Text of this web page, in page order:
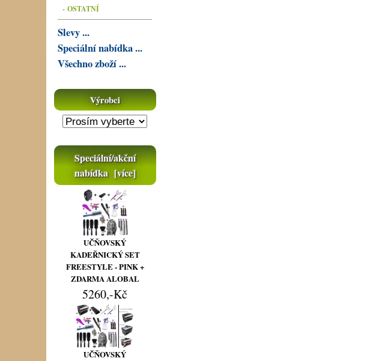
- OSTATNÍ
Slevy ...
Speciální nabídka ...
Všechno zboží ...
Výrobci
Speciální/akční
nabídka [více]
UČŇOVSKÝ
KADEŘNICKÝ SET
FREESTYLE - PINK +
ZDARMA ALOBAL
5260,-Kč
UČŇOVSKÝ